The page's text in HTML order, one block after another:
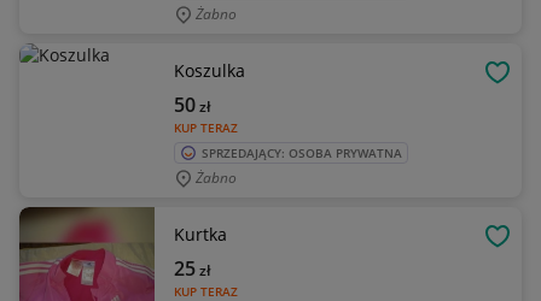
Żabno
Koszulka
KUP TERAZ
50zł
SPRZEDAJĄCY: OSOBA PRYWATNA
Żabno
Kurtka
KUP TERAZ
25zł